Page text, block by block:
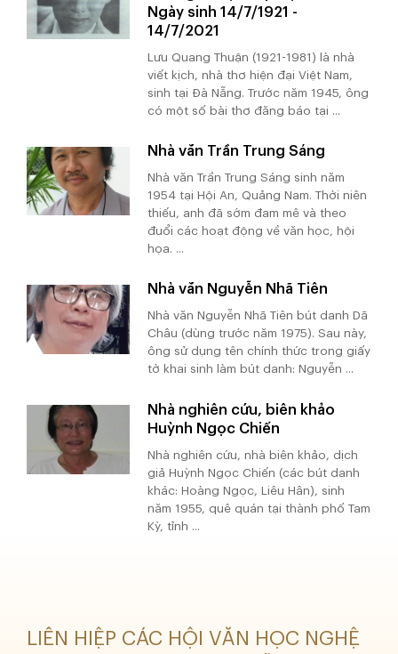
Ngày sinh 14/7/1921 -
14/7/2021
Lưu Quang Thuận (1921-1981) là nhà
viết kịch, nhà thơ hiện đại Việt Nam,
sinh tại Đà Nẵng. Trước năm 1945, ông
có một số bài thơ đăng báo tại ...
Nhà văn Trần Trung Sáng
Nhà văn Trần Trung Sáng sinh năm
1954 tại Hội An, Quảng Nam. Thời niên
thiếu, anh đã sớm đam mê và theo
đuổi các hoạt động về văn học, hội
họa. ...
Nhà văn Nguyễn Nhã Tiên
Nhà văn Nguyễn Nhã Tiên bút danh Dã
Châu (dùng trước năm 1975). Sau này,
ông sử dụng tên chính thức trong giấy
tờ khai sinh làm bút danh: Nguyễn ...
Nhà nghiên cứu, biên khảo
Huỳnh Ngọc Chiến
Nhà nghiên cứu, nhà biên khảo, dịch
giả Huỳnh Ngọc Chiến (các bút danh
khác: Hoàng Ngọc, Liêu Hân), sinh
năm 1955, quê quán tại thành phố Tam
Kỳ, tỉnh ...
LIÊN HIỆP CÁC HỘI VĂN HỌC NGHỆ